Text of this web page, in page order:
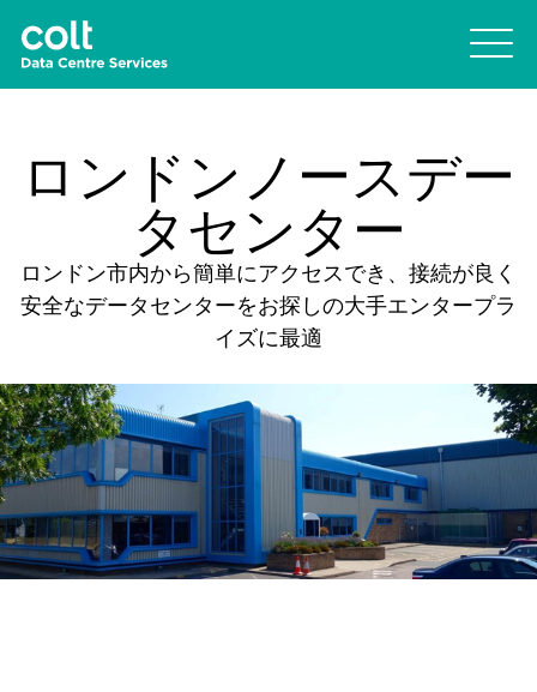
ロンドンノースデー
タセンター
ロンドン市内から簡単にアクセスでき、接続が良く
安全なデータセンターをお探しの大手エンタープラ
イズに最適